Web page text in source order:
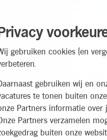
Privacy
gebruiken cookies (en
Daarnaast gebruiken wij en
te tonen buiten
Partners informatie over
Partners verzamelen
buiten onze